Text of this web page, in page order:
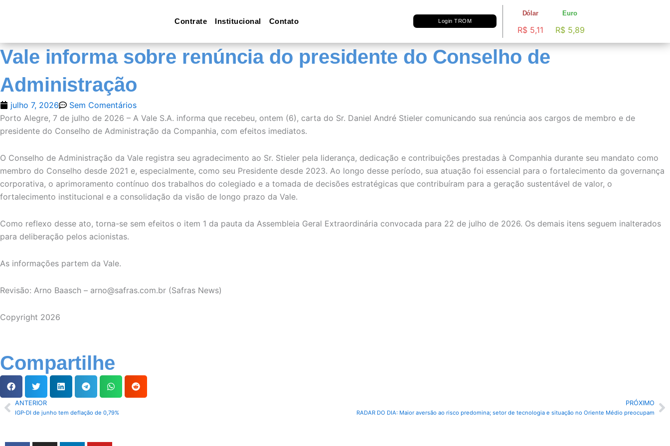
conteúdo
Contrate Institucional Contato Login TROM
Dólar Euro
R$ 5,11 R$ 5,89
Vale informa sobre renúncia do presidente do Conselho de
Administração
julho 7, 2026
Sem Comentários
Porto Alegre, 7 de julho de 2026 – A Vale S.A. informa que recebeu, ontem (6), carta do Sr. Daniel André Stieler comunicando sua renúncia aos cargos de membro e de
presidente do Conselho de Administração da Companhia, com efeitos imediatos.
O Conselho de Administração da Vale registra seu agradecimento ao Sr. Stieler pela liderança, dedicação e contribuições prestadas à Companhia durante seu mandato como
membro do Conselho desde 2021 e, especialmente, como seu Presidente desde 2023. Ao longo desse período, sua atuação foi essencial para o fortalecimento da governança
corporativa, o aprimoramento contínuo dos trabalhos do colegiado e a tomada de decisões estratégicas que contribuíram para a geração sustentável de valor, o
fortalecimento institucional e a consolidação da visão de longo prazo da Vale.
Como reflexo desse ato, torna-se sem efeitos o item 1 da pauta da Assembleia Geral Extraordinária convocada para 22 de julho de 2026. Os demais itens seguem inalterados
para deliberação pelos acionistas.
As informações partem da Vale.
Revisão: Arno Baasch – arno@safras.com.br (Safras News)
Copyright 2026
Compartilhe
Anterior
ANTERIOR
IGP-DI de junho tem deflação de 0,79%
PRÓXIMO
RADAR DO DIA: Maior aversão ao risco predomina; setor de tecnologia e situação no Oriente Médio preocupam